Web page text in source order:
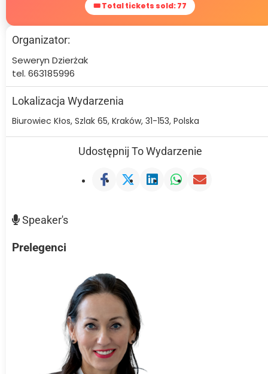
🎟 Total tickets sold: 77
Organizator:
Seweryn Dzierżak
tel. 663185996
Lokalizacja Wydarzenia
Biurowiec Kłos, Szlak 65, Kraków, 31-153, Polska
Udostępnij To Wydarzenie
Speaker's
Prelegenci